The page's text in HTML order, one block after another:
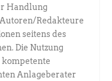
Handlung
Redakteure
seitens des
Die Nutzung
kompetente
Anlageberater